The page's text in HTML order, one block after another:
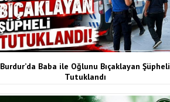
Burdur’da Baba ile Oğlunu Bıçaklayan Şüpheli
Tutuklandı